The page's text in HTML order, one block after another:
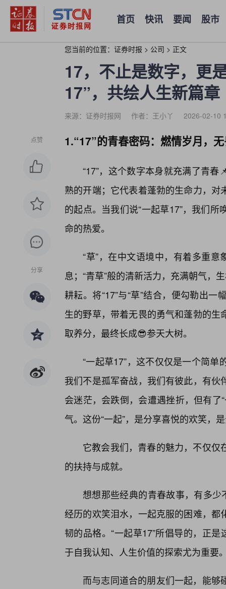
首页 快讯 要闻 股市
您当前的位置： 证券时报 > 公司 > 正文
17，不止是数字，
17”，共绘人生新篇章
来源：证券时报网 作者：王小丫 2026-02-10
点赞
分享
1.“17”的青春密码：燃情岁月，
“17”，这个数字本身就充满了青
熟的开端；它代表着蓬勃的生命力，
的起点。当我们说“一起草17”，我们
命的热爱。
“草”，在中文语境中，有着多重
息；“青草”般的清新活力，充满朝气，
耕耘。将“17”与“草”结合，便勾勒出
生的野草，带着无畏的勇气和蓬勃的
取养分，最终长成😎参天大树。
“一起草17”，这不仅仅是一个简
我们不是孤军奋战，我们有彼此，有
会迷茫，会跌倒，会遭遇挫折，但有了
气。这份“一起”，是分享喜悦的欢笑，
它教会我们，青春的魅力，不仅
的扶持与成就。
想想那些经典的青春故事，有多少
经历的欢笑泪水，一起克服的困难，
韧的品格。“一起草17”所倡导的，正
于自我认知、人生价值的探索尤为重要
而与志同道合的朋友们一起，能